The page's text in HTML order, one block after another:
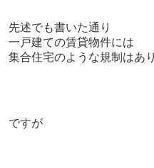
先述でも書いた通り
一戸建ての賃貸物件には
集合住宅のような規制はあ
ですが